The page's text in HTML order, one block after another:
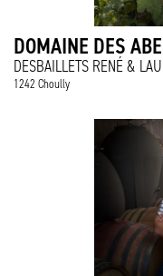
DOMAINE DES
DESBAILLETS RENÉ &
1242 Choully